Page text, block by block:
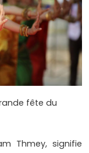
fête du
Thmey, signifie